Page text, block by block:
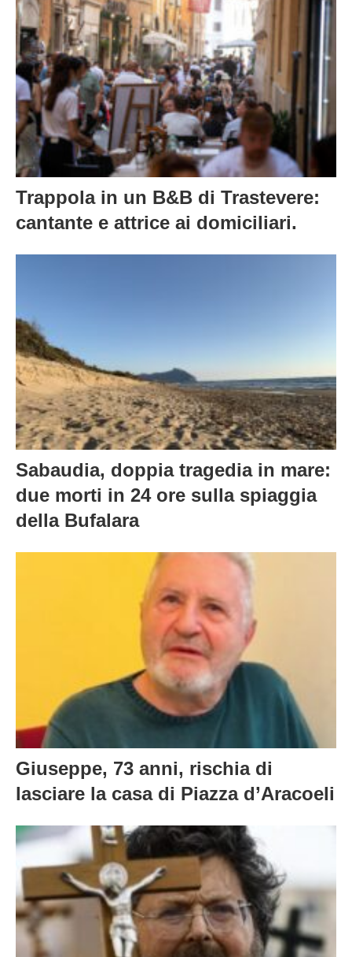
Trappola in un B&B di Trastevere:
cantante e attrice ai domiciliari.
Sabaudia, doppia tragedia in mare:
due morti in 24 ore sulla spiaggia
della Bufalara
Giuseppe, 73 anni, rischia di
lasciare la casa di Piazza d’Aracoeli